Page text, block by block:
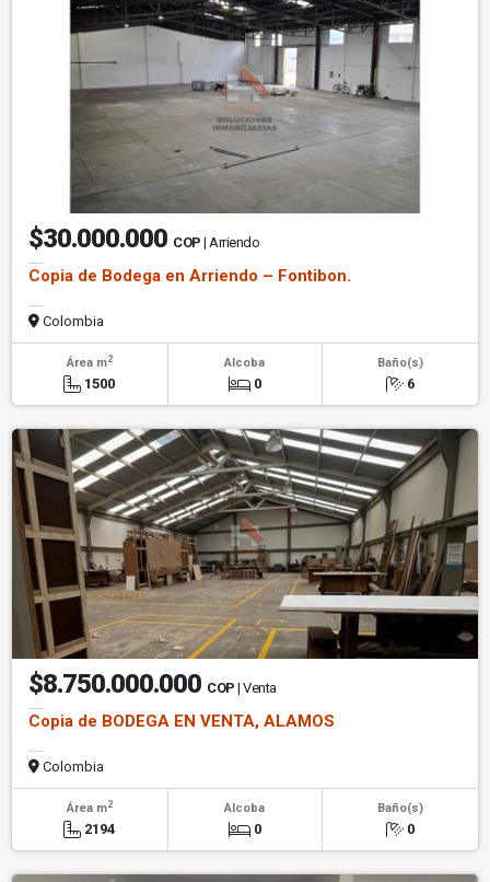
$30.000.000 COP | Arriendo
Copia de Bodega en Arriendo – Fontibon.
Colombia
Área m2
1500
Alcoba
0
Baño(s)
6
$8.750.000.000 COP | Venta
Copia de BODEGA EN VENTA, ALAMOS
Colombia
Área m2
2194
Alcoba
0
Baño(s)
0